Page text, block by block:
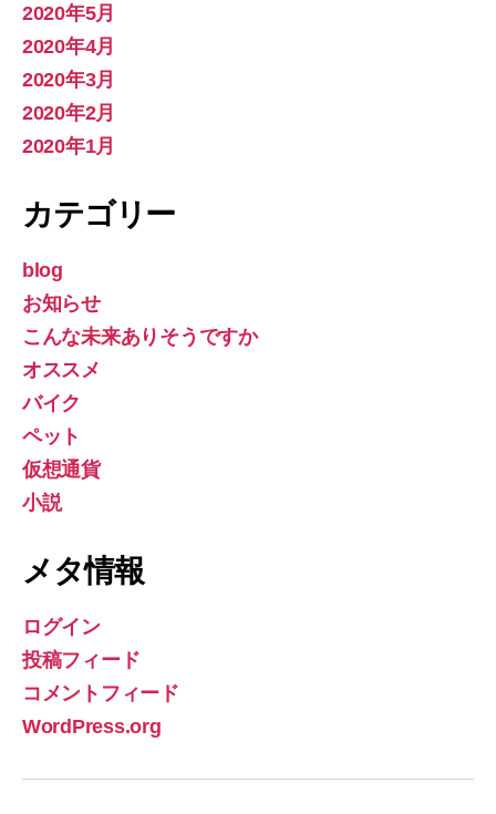
2020年5月
2020年4月
2020年3月
2020年2月
2020年1月
カテゴリー
blog
お知らせ
こんな未来ありそうですか
オススメ
バイク
ペット
仮想通貨
小説
メタ情報
ログイン
投稿フィード
コメントフィード
WordPress.org